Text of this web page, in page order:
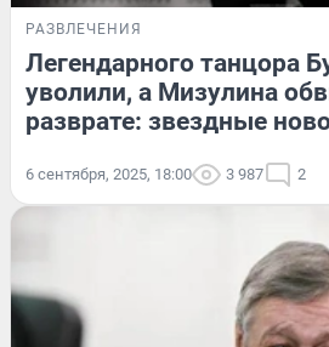
РАЗВЛЕЧЕНИЯ
Легендарного танцора
уволили, а Мизулина
разврате: звездные
6 сентября, 2025, 18:00 3 987 2